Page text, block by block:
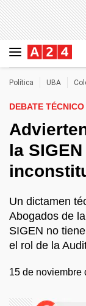
Política UBA
DEBATE TÉCNICO
la
Un dictamen
Abogados de
SIGEN no
el rol de la
15 de noviembre